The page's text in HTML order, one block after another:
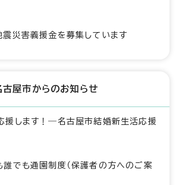
災害義援金を募集しています
古屋市からのお知らせ
援します！―名古屋市結婚新生活応援
誰でも通園制度（保護者の方へのご案